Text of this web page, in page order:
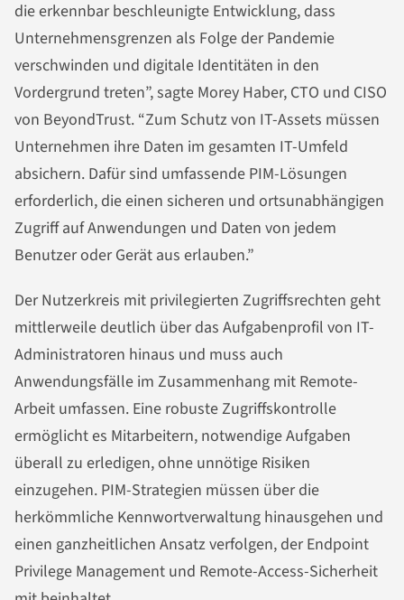
die erkennbar beschleunigte Entwicklung, dass
Unternehmensgrenzen als Folge der Pandemie
verschwinden und digitale Identitäten in den
Vordergrund treten”, sagte Morey Haber, CTO und CISO
von BeyondTrust. “Zum Schutz von IT-Assets müssen
Unternehmen ihre Daten im gesamten IT-Umfeld
absichern. Dafür sind umfassende PIM-Lösungen
erforderlich, die einen sicheren und ortsunabhängigen
Zugriff auf Anwendungen und Daten von jedem
Benutzer oder Gerät aus erlauben.”
Der Nutzerkreis mit privilegierten Zugriffsrechten geht
mittlerweile deutlich über das Aufgabenprofil von IT-
Administratoren hinaus und muss auch
Anwendungsfälle im Zusammenhang mit Remote-
Arbeit umfassen. Eine robuste Zugriffskontrolle
ermöglicht es Mitarbeitern, notwendige Aufgaben
überall zu erledigen, ohne unnötige Risiken
einzugehen. PIM-Strategien müssen über die
herkömmliche Kennwortverwaltung hinausgehen und
einen ganzheitlichen Ansatz verfolgen, der Endpoint
Privilege Management und Remote-Access-Sicherheit